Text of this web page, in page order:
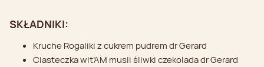
SKŁADNIKI:
Kruche Rogaliki z cukrem pudrem dr Gerard
Ciasteczka wit’AM musli śliwki czekolada dr Gerard